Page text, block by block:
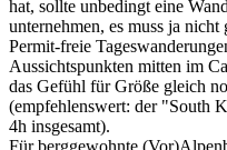
hat, sollte unbedingt eine
unternehmen, es muss ja
Permit-freie
Aussichtspunkten mitten im
das Gefühl für Größe gleich
(empfehlenswert: der "South
4h insgesamt).